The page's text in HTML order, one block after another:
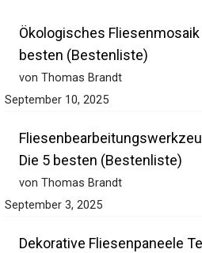
Ökologisches Fliesenmosaik
besten (Bestenliste)
von Thomas Brandt
September 10, 2025
Die 5 besten (Bestenliste)
von Thomas Brandt
September 3, 2025
Dekorative Fliesenpaneele